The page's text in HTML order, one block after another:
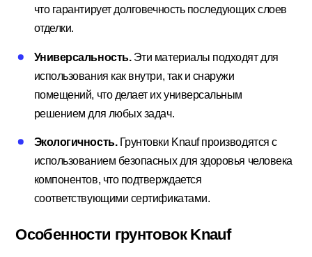
что гарантирует долговечность последующих слоев
отделки.
Универсальность.Эти материалы подходят для
использования как внутри, так и снаружи
помещений, что делает их универсальным
решением для любых задач.
Экологичность.Грунтовки Knauf производятся с
использованием безопасных для здоровья человека
компонентов, что подтверждается
соответствующими сертификатами.
Особенности грунтовок Knauf